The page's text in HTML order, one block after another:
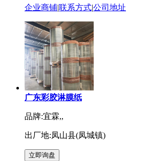
企业商铺|联系方式|公司地址
广东彩胶淋膜纸
品牌:宜霖,,
出厂地:凤山县(凤城镇)